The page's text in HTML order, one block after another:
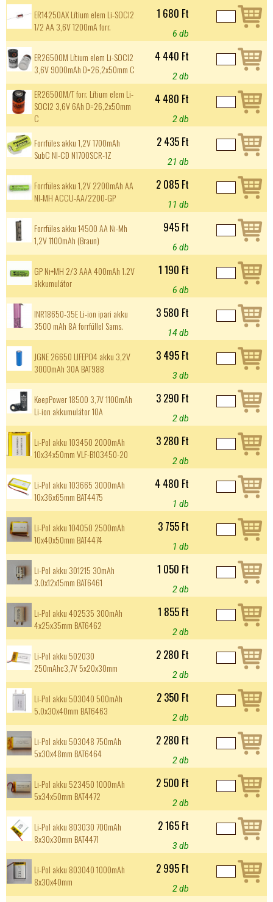
ER14250AX Lítium elem Li-SOCl2
1/2 AA 3,6V 1200mA forr.
1 680 Ft
6 db
ER26500M Lítium elem Li-SOCI2
3,6V 9000mAh D=26,2x50mm C
4 440 Ft
2 db
ER26500M/T forr. Lítium elem Li-
SOCI2 3,6V 6Ah D=26,2x50mm
C
4 480 Ft
2 db
Forrfüles akku 1,2V 1700mAh
SubC NI-CD N1700SCR-1Z
2 435 Ft
21 db
Forrfüles akku 1,2V 2200mAh AA
NI-MH ACCU-AA/2200-GP
2 085 Ft
11 db
Forrfüles akku 14500 AA Ni-Mh
1,2V 1100mAh (Braun)
945 Ft
6 db
GP Ni+MH 2/3 AAA 400mAh 1.2V
akkumulátor
1 190 Ft
6 db
INR18650-35E Li-ion ipari akku
3500 mAh 8A forrfüllel Sams.
3 580 Ft
14 db
JGNE 26650 LIFEPO4 akku 3,2V
3000mAh 30A BAT988
3 495 Ft
3 db
KeepPower 18500 3,7V 1100mAh
Li-ion akkumulátor 10A
3 290 Ft
2 db
Li-Pol akku 103450 2000mAh
10x34x50mm VLF-B103450-20
3 280 Ft
2 db
Li-Pol akku 103665 3000mAh
10x36x65mm BAT4475
4 480 Ft
1 db
Li-Pol akku 104050 2500mAh
10x40x50mm BAT4474
3 755 Ft
1 db
Li-Pol akku 301215 30mAh
3.0x12x15mm BAT6461
1 050 Ft
2 db
Li-Pol akku 402535 300mAh
4x25x35mm BAT6462
1 855 Ft
2 db
Li-Pol akku 502030
250mAhc3,7V 5x20x30mm
2 280 Ft
2 db
Li-Pol akku 503040 500mAh
5.0x30x40mm BAT6463
2 350 Ft
2 db
Li-Pol akku 503048 750mAh
5x30x48mm BAT6464
2 280 Ft
2 db
Li-Pol akku 523450 1000mAh
5x34x50mm BAT4472
2 500 Ft
2 db
Li-Pol akku 803030 700mAh
8x30x30mm BAT4471
2 165 Ft
3 db
Li-Pol akku 803040 1000mAh
8x30x40mm
2 995 Ft
2 db